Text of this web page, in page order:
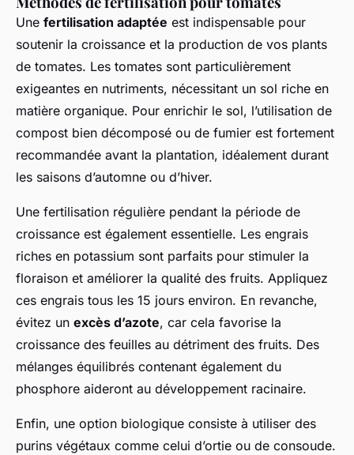
Une fertilisation adaptée est indispensable pour
soutenir la croissance et la production de vos plants
de tomates. Les tomates sont particulièrement
exigeantes en nutriments, nécessitant un sol riche en
matière organique. Pour enrichir le sol, l’utilisation de
compost bien décomposé ou de fumier est fortement
recommandée avant la plantation, idéalement durant
les saisons d’automne ou d’hiver.
Une fertilisation régulière pendant la période de
croissance est également essentielle. Les engrais
riches en potassium sont parfaits pour stimuler la
floraison et améliorer la qualité des fruits. Appliquez
ces engrais tous les 15 jours environ. En revanche,
évitez un excès d’azote, car cela favorise la
croissance des feuilles au détriment des fruits. Des
mélanges équilibrés contenant également du
phosphore aideront au développement racinaire.
Enfin, une option biologique consiste à utiliser des
purins végétaux comme celui d’ortie ou de consoude.